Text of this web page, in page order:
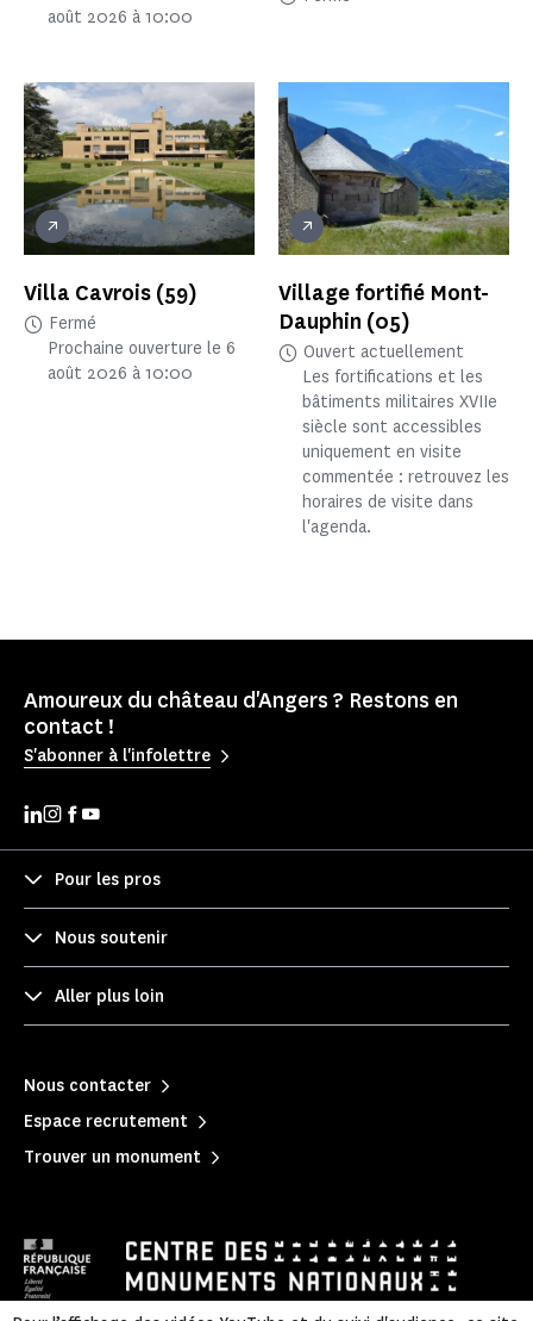
août 2026 à 10:00
Villa Cavrois (59)
Fermé
Prochaine ouverture le 6
août 2026 à 10:00
Village fortifié Mont-
Dauphin (05)
Ouvert actuellement
Les fortifications et les
bâtiments militaires XVIIe
siècle sont accessibles
uniquement en visite
commentée : retrouvez les
horaires de visite dans
l'agenda.
Amoureux du château d'Angers ? Restons en
contact !
S'abonner à l'infolettre
Pour les pros
Nous soutenir
Aller plus loin
Nous contacter
Espace recrutement
Trouver un monument